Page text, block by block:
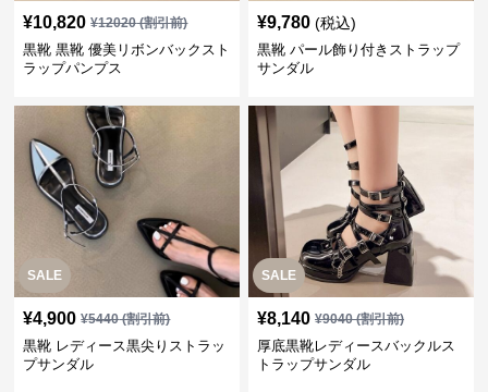
¥10,820 ¥12020(割引前)
黒靴 黒靴 優美リボンバックスト
ラップパンプス
¥9,780 (税込)
黒靴 パール飾り付きストラップ
サンダル
SALE
¥4,900 ¥5440(割引前)
黒靴 レディース黒尖りストラッ
プサンダル
SALE
¥8,140 ¥9040(割引前)
厚底黒靴レディースバックルス
トラップサンダル